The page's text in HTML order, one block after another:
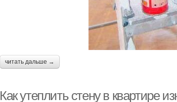
читать дальше →
Как утеплить стену в квартире